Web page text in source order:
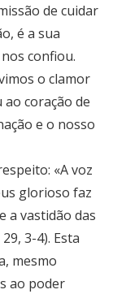
de cuidar
é a sua
confiou.
o clamor
coração de
e o nosso
«A voz
glorioso faz
a vastidão das
3-4). Esta
mesmo
ao poder